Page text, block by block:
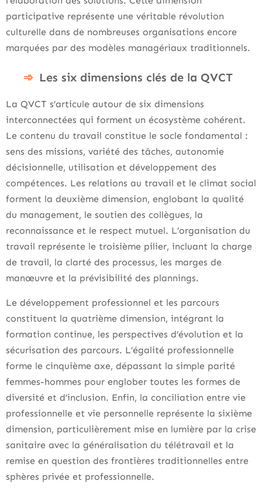
participative représente une véritable révolution
culturelle dans de nombreuses organisations encore
marquées par des modèles managériaux traditionnels.
Les six dimensions clés de la QVCT
La QVCT s’articule autour de six dimensions
interconnectées qui forment un écosystème cohérent.
Le contenu du travail constitue le socle fondamental :
sens des missions, variété des tâches, autonomie
décisionnelle, utilisation et développement des
compétences. Les relations au travail et le climat social
forment la deuxième dimension, englobant la qualité
du management, le soutien des collègues, la
reconnaissance et le respect mutuel. L’organisation du
travail représente le troisième pilier, incluant la charge
de travail, la clarté des processus, les marges de
manœuvre et la prévisibilité des plannings.
Le développement professionnel et les parcours
constituent la quatrième dimension, intégrant la
formation continue, les perspectives d’évolution et la
sécurisation des parcours. L’égalité professionnelle
forme le cinquième axe, dépassant la simple parité
femmes-hommes pour englober toutes les formes de
diversité et d’inclusion. Enfin, la conciliation entre vie
professionnelle et vie personnelle représente la sixième
dimension, particulièrement mise en lumière par la crise
sanitaire avec la généralisation du télétravail et la
remise en question des frontières traditionnelles entre
sphères privée et professionnelle.